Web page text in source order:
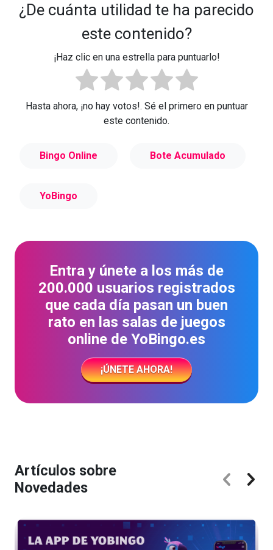
¿De cuánta utilidad te ha parecido
este contenido?
¡Haz clic en una estrella para puntuarlo!
Hasta ahora, ¡no hay votos!. Sé el primero en puntuar
este contenido.
Bingo Online Bote Acumulado
YoBingo
Entra y únete a los más de
200.000 usuarios registrados
que cada día pasan un buen
rato en las salas de juegos
online de YoBingo.es
¡ÚNETE AHORA!
Artículos sobre
Novedades